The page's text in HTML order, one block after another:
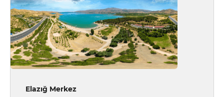
Elazığ Merkez